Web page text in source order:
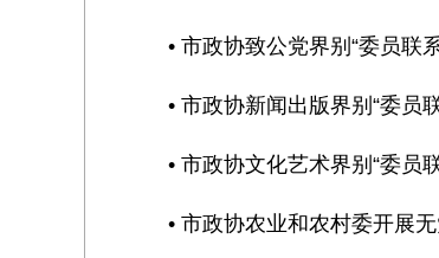
• 市政协致公党界别“委员联
• 市政协新闻出版界别“委员
• 市政协文化艺术界别“委员
• 市政协农业和农村委开展